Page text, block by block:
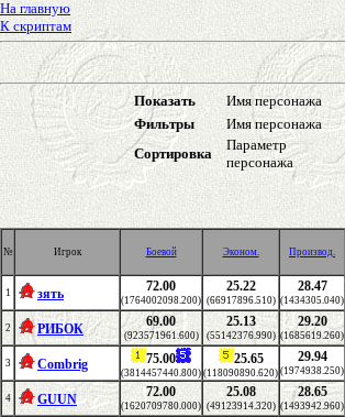
На главную
К скриптам
Показать Имя персонажа
Фильтры
Имя персонажа
Сортировка
Параметр
персонажа
№ Игрок Боевой Эконом. Производ.
1 зять 72.00
(1764002098.200)
25.22
(66917896.510)
28.47
(1434305.040)
2 РИБОК 69.00
(923571961.600)
25.13
(55142376.990)
29.20
(1685619.260)
3 Combrig 75.00
(3814457440.800)
25.65
(118090890.620)
29.94
(1974938.250)
4 GUUN 72.00
(1620709780.000)
25.08
(49123914.320)
28.65
(1493942.960)